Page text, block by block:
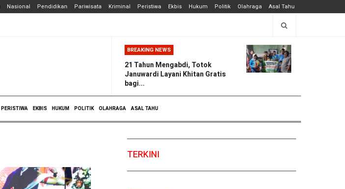
Nasional Pendidikan Pariwisata Kriminal Peristiwa Ekbis Hukum Politik Olahraga Asal Tahu
BREAKING NEWS
21 Tahun Mengabdi, Totok
Januwardi Layani Khitan Gratis
bagi...
PERISTIWA EKBIS HUKUM POLITIK OLAHRAGA ASAL TAHU
TERKINI